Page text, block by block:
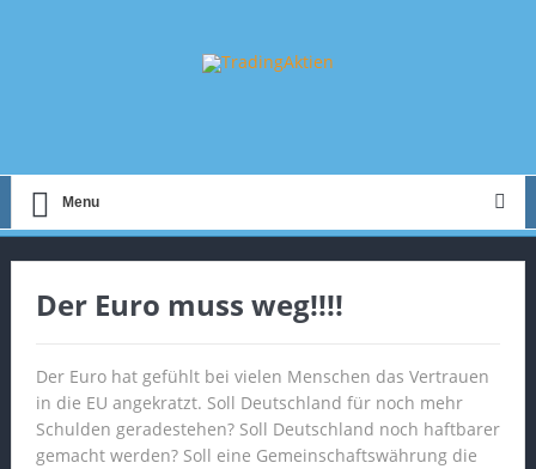
Menu
Der Euro muss weg!!!!
Der Euro hat gefühlt bei vielen Menschen das Vertrauen
in die EU angekratzt. Soll Deutschland für noch mehr
Schulden geradestehen? Soll Deutschland noch haftbarer
gemacht werden? Soll eine Gemeinschaftswährung die